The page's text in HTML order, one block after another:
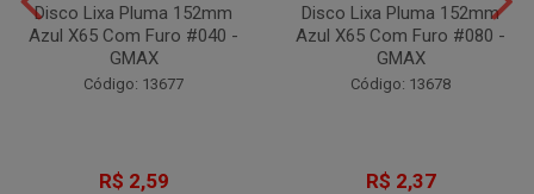
Disco Lixa Pluma 152mm
Azul X65 Com Furo #040 -
GMAX
Código: 13677
R$ 2,59
Disco Lixa Pluma 152mm
Azul X65 Com Furo #080 -
GMAX
Código: 13678
R$ 2,37